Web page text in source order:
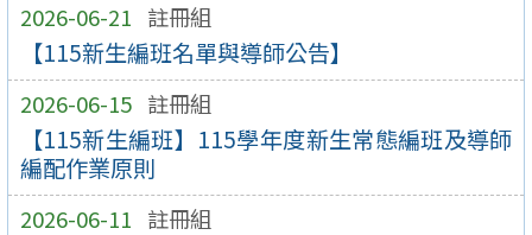
2026-06-21 註冊組
【115新生編班名單與導師公告】
2026-06-15 註冊組
【115新生編班】115學年度新生常態編班及導師
編配作業原則
2026-06-11 註冊組